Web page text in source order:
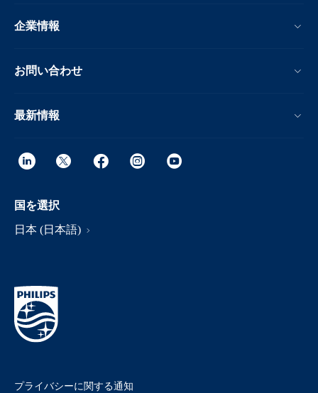
企業情報
お問い合わせ
最新情報
国を選択
日本 (日本語)
プライバシーに関する通知